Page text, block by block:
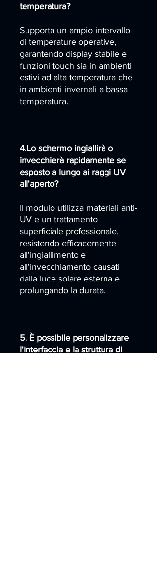
temperatura?
Supporta un ampio intervallo
di temperature operative,
garantendo display stabile e
funzioni touch sia in ambienti
estivi ad alta temperatura che
in ambienti invernali a bassa
temperatura.
4.Lo schermo ingiallirà o
invecchierà rapidamente se
esposto a lungo ai raggi UV
all'aperto?
Il modulo utilizza materiali anti-
UV e un trattamento
superficiale professionale,
resistendo efficacemente
all'ingiallimento e
all'invecchiamento causati
dalla luce solare esterna e
prolungando la durata.
5. È possibile personalizzare
l'interfaccia e la struttura di